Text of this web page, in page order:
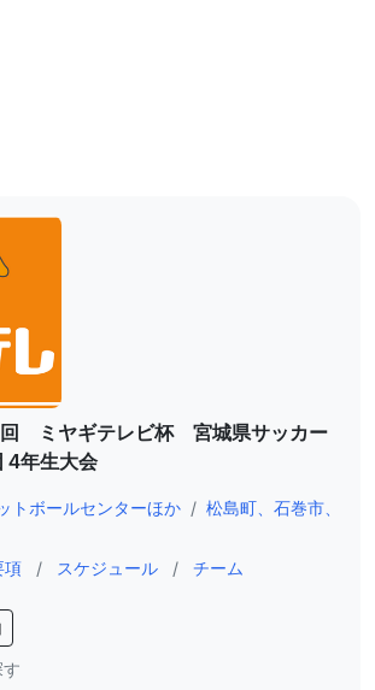
ミヤギテレビ杯 宮城県サッカー
4年生大会
トボールセンターほか / 松島町、石巻市、
項 / スケジュール / チーム